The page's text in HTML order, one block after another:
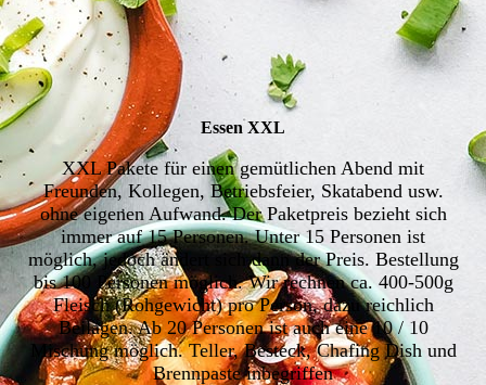
Essen XXL
XXL Pakete für einen gemütlichen Abend mit
Freunden, Kollegen, Betriebsfeier, Skatabend usw.
ohne eigenen Aufwand. Der Paketpreis bezieht sich
immer auf 15 Personen. Unter 15 Personen ist
möglich, jedoch ändert sich dann der Preis. Bestellung
bis 100 Personen möglich. Wir rechnen ca. 400-500g
Fleisch (Rohgewicht) pro Person, dazu reichlich
Beilagen. Ab 20 Personen ist auch eine 10 / 10
Mischung möglich. Teller, Besteck, Chafing Dish und
Brennpaste inbegriffen